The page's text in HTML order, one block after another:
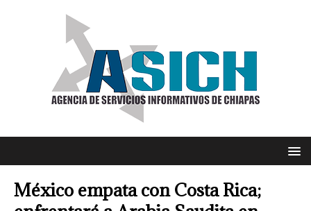
México empata con Costa Rica;